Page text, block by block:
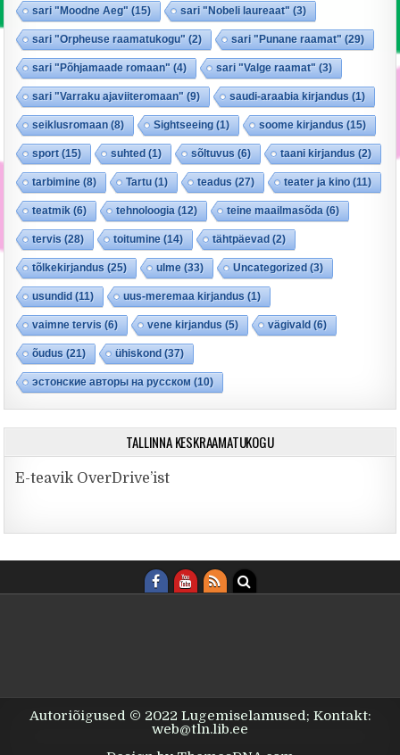
sari "Moodne Aeg" (15) sari "Nobeli laureaat" (3)
sari "Orpheuse raamatukogu" (2) sari "Punane raamat" (29)
sari "Põhjamaade romaan" (4) sari "Valge raamat" (3)
sari "Varraku ajaviiteromaan" (9) saudi-araabia kirjandus (1)
seiklusromaan (8) Sightseeing (1) soome kirjandus (15)
sport(15) suhted (1) sõltuvus (6) taani kirjandus (2)
tarbimine (8) Tartu (1) teadus (27) teater ja kino (11)
teatmik (6) tehnoloogia (12) teine maailmasõda (6)
tervis (28) toitumine (14) tähtpäevad (2)
tõlkekirjandus (25) ulme (33) Uncategorized (3)
usundid (11) uus-meremaa kirjandus (1)
vaimne tervis (6) vene kirjandus (5) vägivald (6)
õudus (21) ühiskond (37)
эстонские авторы на русском (10)
TALLINNA KESKRAAMATUKOGU
E-teavik OverDrive’ist
Autoriõigused © 2022 Lugemiselamused; Kontakt:
web@tln.lib.ee